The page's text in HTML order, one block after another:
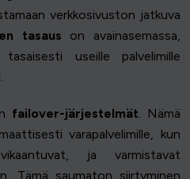
verkkosivuston jatkuva
tasaus on avainasemassa,
useille palvelimille
failover-järjestelmät. Nämä
varapalvelimille, kun
ja varmistavat
Tämä saumaton siirtyminen